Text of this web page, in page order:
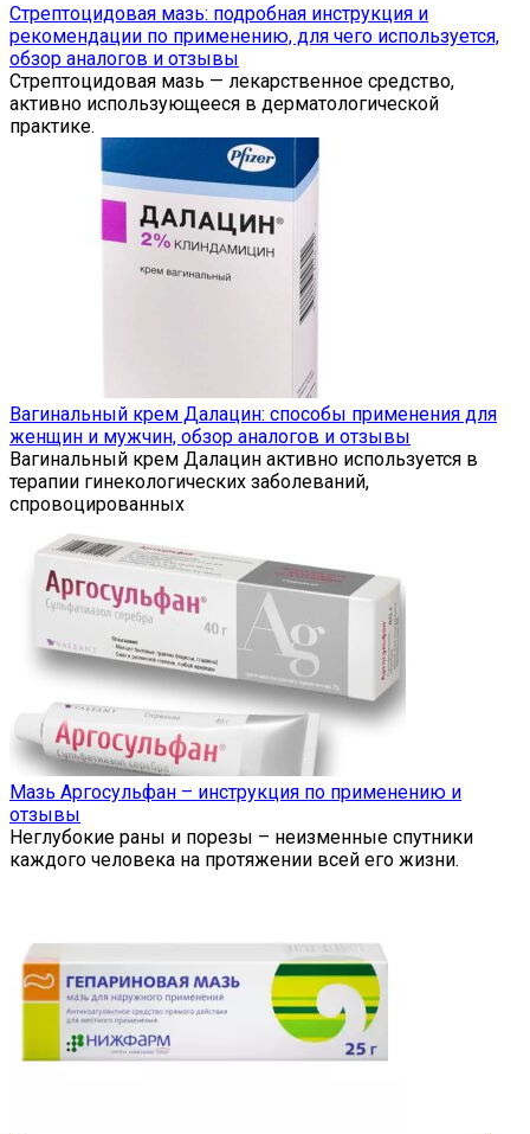
Стрептоцидовая мазь: подробная инструкция и
рекомендации по применению, для чего используется,
обзор аналогов и отзывы
Стрептоцидовая мазь — лекарственное средство,
активно использующееся в дерматологической
практике.
Вагинальный крем Далацин: способы применения для
женщин и мужчин, обзор аналогов и отзывы
Вагинальный крем Далацин активно используется в
терапии гинекологических заболеваний,
спровоцированных
Мазь Аргосульфан – инструкция по применению и
отзывы
Неглубокие раны и порезы – неизменные спутники
каждого человека на протяжении всей его жизни.